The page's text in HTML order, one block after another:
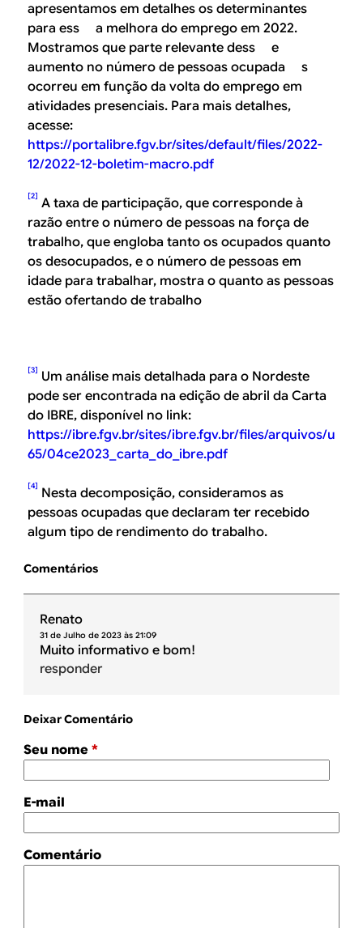
apresentamos em detalhes os determinantes
para ess a melhora do emprego em 2022.
Mostramos que parte relevante dess e
aumento no número de pessoas ocupada s
ocorreu em função da volta do emprego em
atividades presenciais. Para mais detalhes,
acesse:
https://portalibre.fgv.br/sites/default/files/2022-
12/2022-12-boletim-macro.pdf
[2] A taxa de participação, que corresponde à
razão entre o número de pessoas na força de
trabalho, que engloba tanto os ocupados quanto
os desocupados, e o número de pessoas em
idade para trabalhar, mostra o quanto as pessoas
estão ofertando de trabalho
[3] Um análise mais detalhada para o Nordeste
pode ser encontrada na edição de abril da Carta
do IBRE, disponível no link:
https://ibre.fgv.br/sites/ibre.fgv.br/files/arquivos/u
65/04ce2023_carta_do_ibre.pdf
[4] Nesta decomposição, consideramos as
pessoas ocupadas que declaram ter recebido
algum tipo de rendimento do trabalho.
Comentários
Renato
31 de Julho de 2023 às 21:09
Muito informativo e bom!
responder
Deixar Comentário
Seu nome *
E-mail
Comentário